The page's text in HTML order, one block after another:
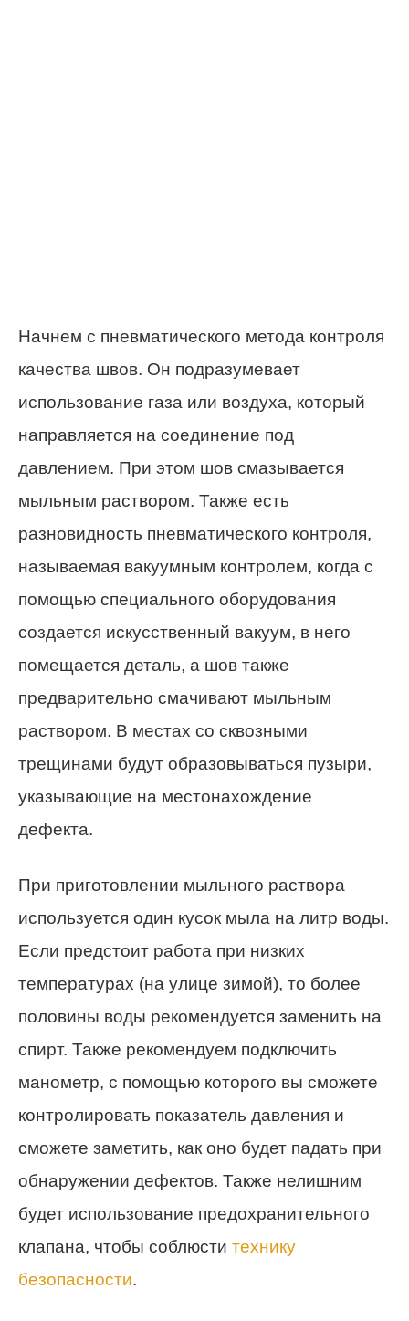
Начнем с пневматического метода контроля
качества швов. Он подразумевает
использование газа или воздуха, который
направляется на соединение под
давлением. При этом шов смазывается
мыльным раствором. Также есть
разновидность пневматического контроля,
называемая вакуумным контролем, когда с
помощью специального оборудования
создается искусственный вакуум, в него
помещается деталь, а шов также
предварительно смачивают мыльным
раствором. В местах со сквозными
трещинами будут образовываться пузыри,
указывающие на местонахождение
дефекта.
При приготовлении мыльного раствора
используется один кусок мыла на литр воды.
Если предстоит работа при низких
температурах (на улице зимой), то более
половины воды рекомендуется заменить на
спирт. Также рекомендуем подключить
манометр, с помощью которого вы сможете
контролировать показатель давления и
сможете заметить, как оно будет падать при
обнаружении дефектов. Также нелишним
будет использование предохранительного
клапана, чтобы соблюсти технику
безопасности.